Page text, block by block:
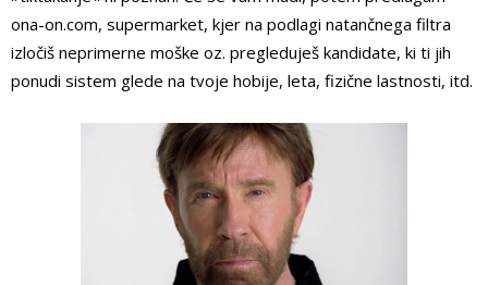
ona-on.com, supermarket, kjer na podlagi natančnega filtra
izločiš neprimerne moške oz. pregleduješ kandidate, ki ti jih
ponudi sistem glede na tvoje hobije, leta, fizične lastnosti, itd.